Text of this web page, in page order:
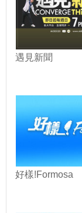
遇見新聞
好樣!Formosa